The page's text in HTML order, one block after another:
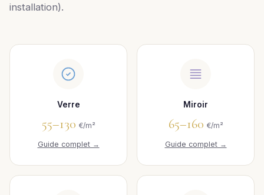
installation).
Verre
55–130 €/m²
Guide complet →
Miroir
65–160 €/m²
Guide complet →